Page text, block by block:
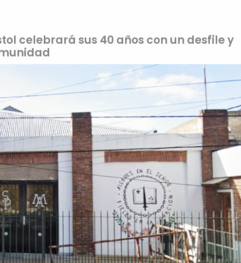
celebrará sus 40 años con un desfile y